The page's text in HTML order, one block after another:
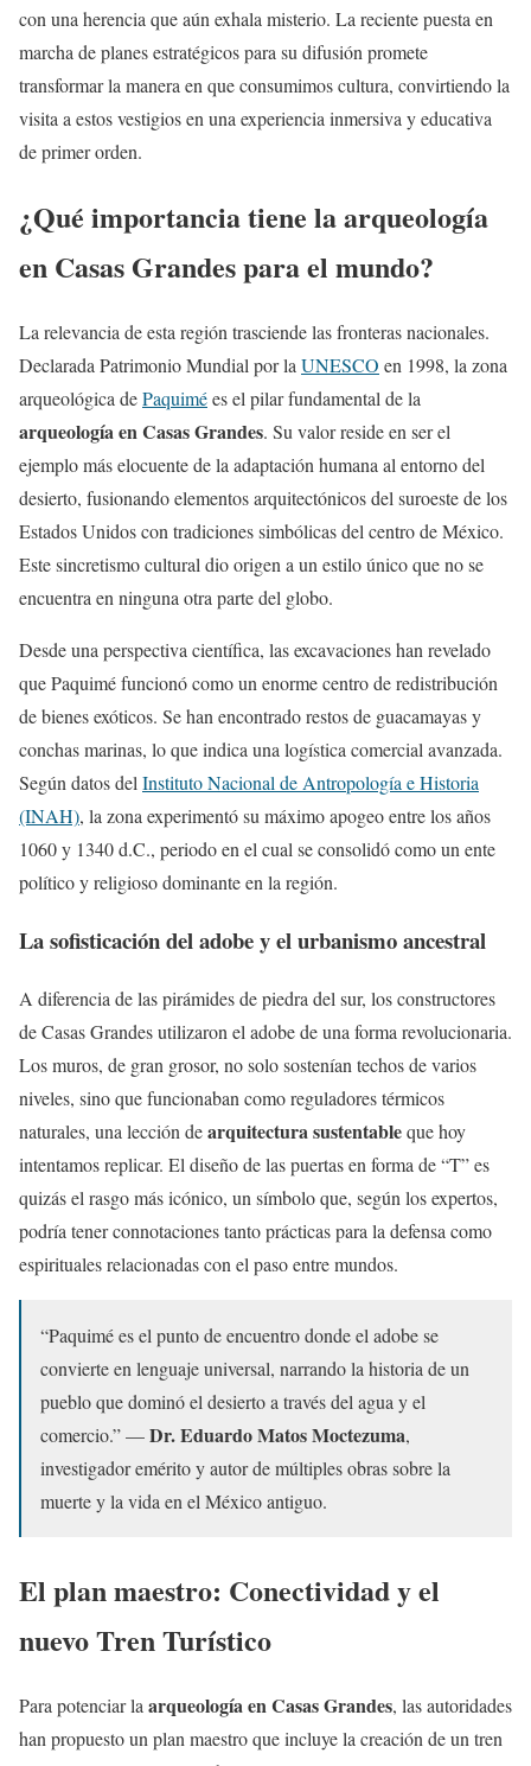
con una herencia que aún exhala misterio. La reciente puesta en
marcha de planes estratégicos para su difusión promete
transformar la manera en que consumimos cultura, convirtiendo la
visita a estos vestigios en una experiencia inmersiva y educativa
de primer orden.
¿Qué importancia tiene la arqueología
en Casas Grandes para el mundo?
La relevancia de esta región trasciende las fronteras nacionales.
Declarada Patrimonio Mundial por la UNESCO en 1998, la zona
arqueológica dePaquimées el pilar fundamental de la
arqueología en Casas Grandes. Su valor reside en ser el
ejemplo más elocuente de la adaptación humana al entorno del
desierto, fusionando elementos arquitectónicos del suroeste de los
Estados Unidos con tradiciones simbólicas del centro de México.
Este sincretismo cultural dio origen a un estilo único que no se
encuentra en ninguna otra parte del globo.
Desde una perspectiva científica, las excavaciones han revelado
que Paquimé funcionó como un enorme centro de redistribución
de bienes exóticos. Se han encontrado restos de guacamayas y
conchas marinas, lo que indica una logística comercial avanzada.
Según datos del Instituto Nacional de Antropología e Historia
(INAH), la zona experimentó su máximo apogeo entre los años
1060 y 1340 d.C., periodo en el cual se consolidó como un ente
político y religioso dominante en la región.
La sofisticación del adobe y el urbanismo ancestral
A diferencia de las pirámides de piedra del sur, los constructores
de Casas Grandes utilizaron el adobe de una forma revolucionaria.
Los muros, de gran grosor, no solo sostenían techos de varios
niveles, sino que funcionaban como reguladores térmicos
naturales, una lección dearquitectura sustentableque hoy
intentamos replicar. El diseño de las puertas en forma de “T” es
quizás el rasgo más icónico, un símbolo que, según los expertos,
podría tener connotaciones tanto prácticas para la defensa como
espirituales relacionadas con el paso entre mundos.
“Paquimé es el punto de encuentro donde el adobe se
convierte en lenguaje universal, narrando la historia de un
pueblo que dominó el desierto a través del agua y el
comercio.” —Dr. Eduardo Matos Moctezuma,
investigador emérito y autor de múltiples obras sobre la
muerte y la vida en el México antiguo.
El plan maestro: Conectividad y el
nuevo Tren Turístico
Para potenciar la arqueología en Casas Grandes, las autoridades
han propuesto un plan maestro que incluye la creación de un tren